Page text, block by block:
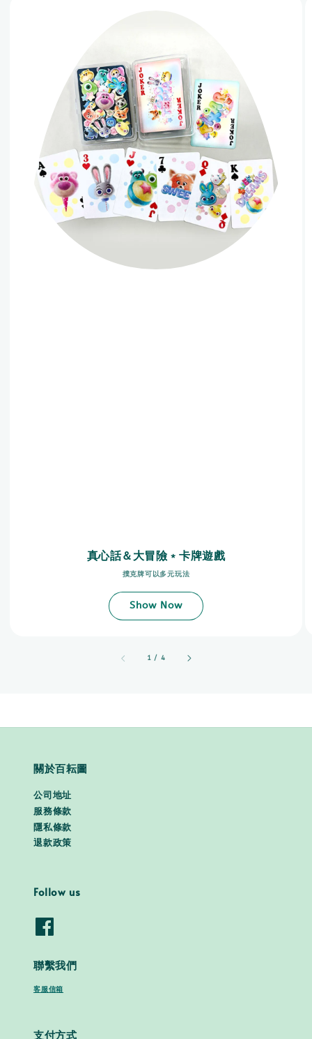
真心話＆大冒險﹡卡牌遊戲
撲克牌可以多元玩法
Show Now
1 / accessibility.of
4
關於百耘圖
公司地址
服務條款
隱私條款
退款政策
Follow us
聯繫我們
客服信箱
支付方式